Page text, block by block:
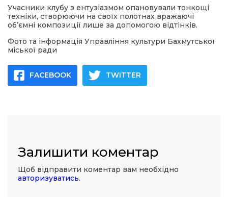
Учасники клубу з ентузіазмом опановували тонкощі
техніки, створюючи на своїх полотнах вражаючі
об’ємні композиції лише за допомогою відтінків.
Фото та інформація Управління культури Бахмутської
міської ради
FACEBOOK TWITTER
Залишити коментар
Щоб відправити коментар вам необхідно
авторизуватись.